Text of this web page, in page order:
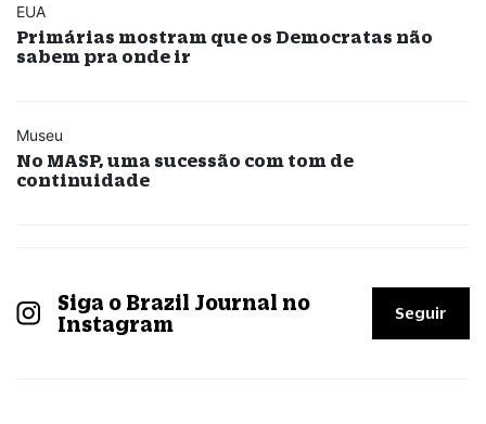
EUA
Primárias mostram que os Democratas não
sabem pra onde ir
Museu
No MASP, uma sucessão com tom de
continuidade
Siga o Brazil Journal no
Instagram
Seguir